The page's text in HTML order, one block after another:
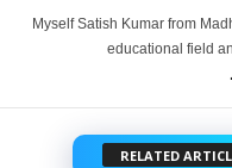
Myself Satish Kumar from
educational field
RELATED